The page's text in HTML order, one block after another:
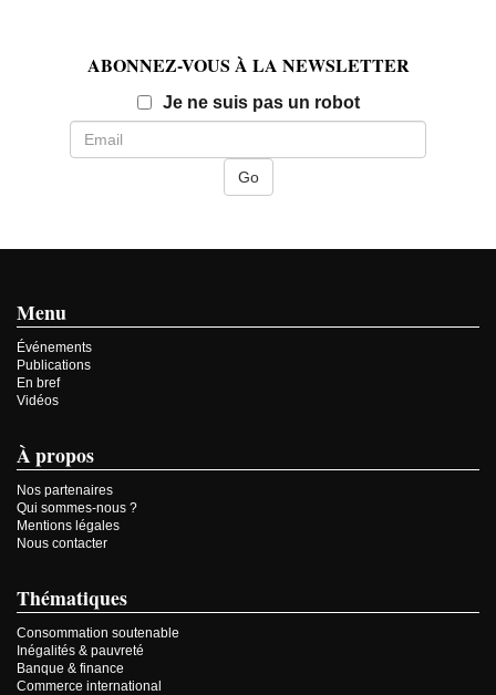
ABONNEZ-VOUS À LA NEWSLETTER
Je ne suis pas un robotEmail
Menu
Événements
Publications
En bref
Vidéos
À propos
Nos partenaires
Qui sommes-nous ?
Mentions légales
Nous contacter
Thématiques
Consommation soutenable
Inégalités & pauvreté
Banque & finance
Commerce international